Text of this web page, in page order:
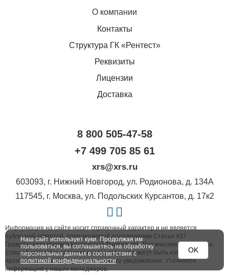
О компании
Контакты
Структура ГК «Рентест»
Реквизиты
Лицензии
Доставка
8 800 505-47-58
+7 499 705 85 61
xrs@xrs.ru
603093, г. Нижний Новгород, ул. Родионова, д. 134А
117545, г. Москва, ул. Подольских Курсантов, д. 17к2
Информация на сайте носит справочный характер и не является
публичной офертой, определяемой положениями Статьи 437
Гражданского кодекса Российской Федерации. Технические параметры
(спецификация) и комплект поставки товара могут быть изменены
производителем без предварительного уведомления. Уточняйте
информацию у наших менеджеров.
Наш сайт использует куки. Продолжая им
пользоваться, вы соглашаетесь на обработку
персональных данных в соответствии с
политикой конфиденциальности
OK